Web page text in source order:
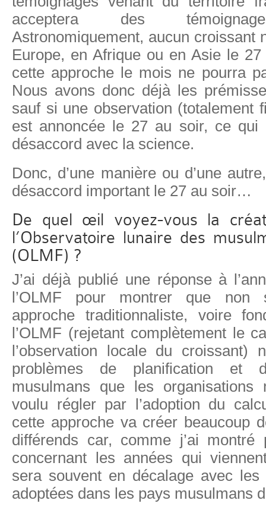
acceptera des
Astronomiquement, aucun croissant
Europe, en Afrique ou en Asie le
cette approche le mois ne pourra
Nous avons donc déjà les
sauf si une observation (totalement
est annoncée le 27 au soir, ce qui
désaccord avec la science.
Donc, d’une manière ou d’une
désaccord important le 27 au soir…
De quel œil voyez-vous la
l’Observatoire lunaire des
(OLMF) ?
J’ai déjà publié une réponse à
l’OLMF pour montrer que non
approche traditionnaliste, voire
l’OLMF (rejetant complètement le
l’observation locale du croissant)
problèmes de planification et
musulmans que les organisations
voulu régler par l’adoption du
cette approche va créer beaucoup
différends car, comme j’ai montré
concernant les années qui
sera souvent en décalage avec
adoptées dans les pays musulmans